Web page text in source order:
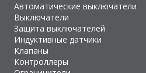
Автоматические выключатели
Выключатели
Защита выключателей
Индуктивные датчики
Клапаны
Контроллеры